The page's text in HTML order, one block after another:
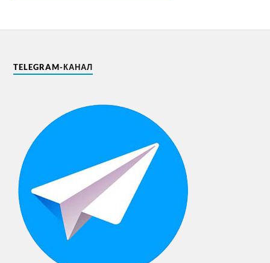
TELEGRAM-КАНАЛ